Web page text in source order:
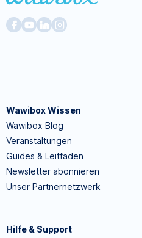
Wawibox Wissen
Wawibox Blog
Veranstaltungen
Guides & Leitfäden
Newsletter abonnieren
Unser Partnernetzwerk
Hilfe & Support